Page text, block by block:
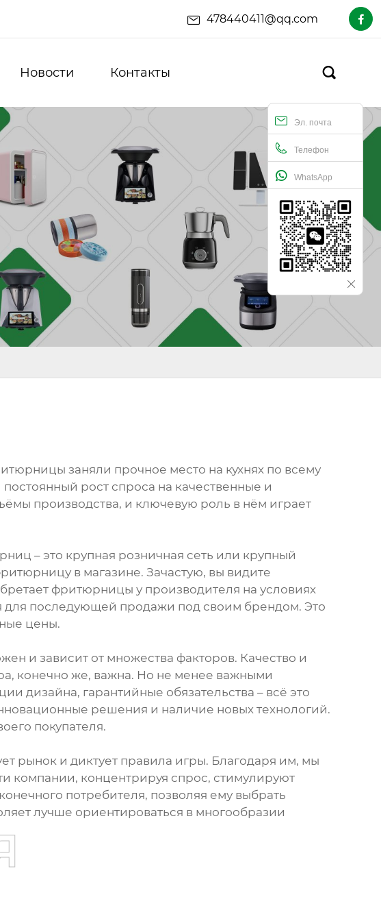
478440411@qq.com 
Новости Контакты 
Эл. почта
Телефон
WhatsApp
заняли прочное место на кухнях по всему
рост спроса на качественные и
производства, и ключевую роль в нём играет
– это крупная розничная сеть или крупный
в магазине. Зачастую, вы видите
фритюрницы у производителя на условиях
для последующей продажи под своим брендом. Это
цены.
и зависит от множества факторов. Качество и
конечно же, важна. Но не менее важными
дизайна, гарантийные обязательства – всё это
решения и наличие новых технологий.
покупателя.
рынок и диктует правила игры. Благодаря им, мы
компании, концентрируя спрос, стимулируют
потребителя, позволяя ему выбрать
лучше ориентироваться в многообразии